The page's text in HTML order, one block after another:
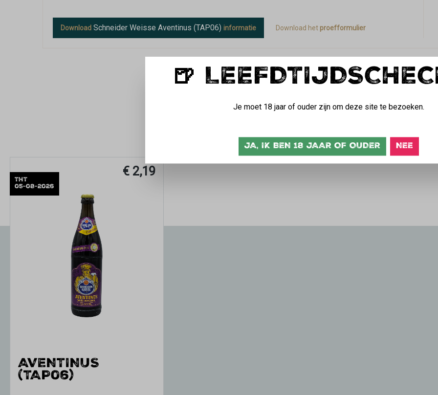
Download Schneider Weisse Aventinus (TAP06) informatie Download het proefformulier
MEER VAN
THT
05-08-2026
€ 2,19
AVENTINUS
(TAP06)
🍺
Je moet 18 jaar of ouder zijn om deze site te bezoeken.
JA, IK BEN 18 JAAR OF OUDER NEE